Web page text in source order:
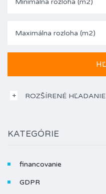
ROZŠÍRENÉ HĽADANIE
KATEGÓRIE
financovanie
GDPR